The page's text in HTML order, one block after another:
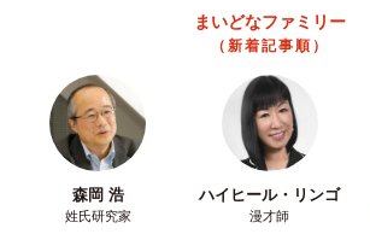
まいどなファミリー
（新着記事順）
森岡 浩
姓氏研究家
ハイヒール・リンゴ
漫才師